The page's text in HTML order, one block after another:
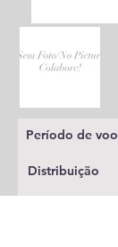
Período de voo
Distribuição